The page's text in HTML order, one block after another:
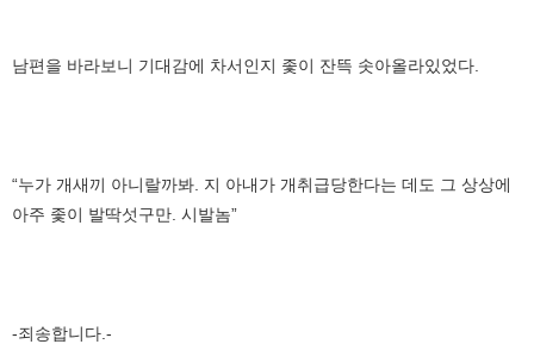
남편을 바라보니 기대감에 차서인지 좇이 잔뜩 솟아올라있었다.
“누가 개새끼 아니랄까봐. 지 아내가 개취급당한다는 데도 그 상상에
아주 좇이 발딱섯구만. 시발놈”
-죄송합니다.-